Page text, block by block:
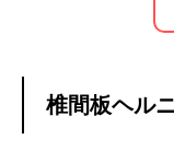
椎間板ヘル